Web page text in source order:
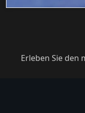
Erleben Sie den